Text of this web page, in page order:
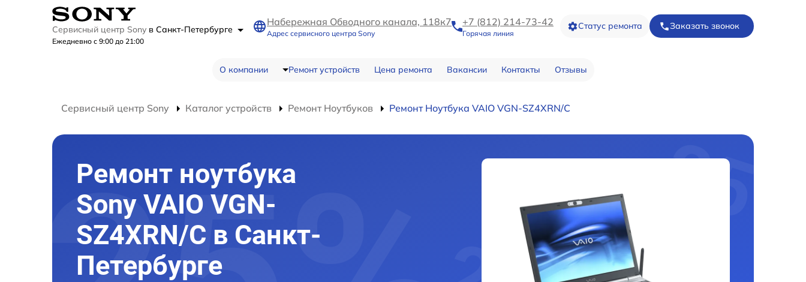
Сервисный центр Sony в Санкт-Петербурге
Ежедневно с 9:00 до 21:00
Набережная Обводного канала, 118к7
Адрес сервисного центра Sony
+7 (812) 214-73-42
Горячая линия
Статус ремонта Заказать звонок
О компании Ремонт устройств Цена ремонта Вакансии Контакты Отзывы
Сервисный центр Sony Каталог устройств Ремонт Ноутбуков Ремонт Ноутбука VAIO VGN-SZ4XRN/C
Ремонт ноутбука
Sony VAIO VGN-
SZ4XRN/C в Санкт-
Петербурге